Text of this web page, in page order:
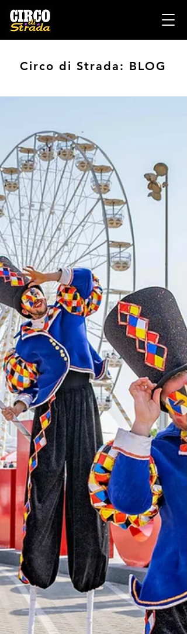
Circo di Strada: BLOG